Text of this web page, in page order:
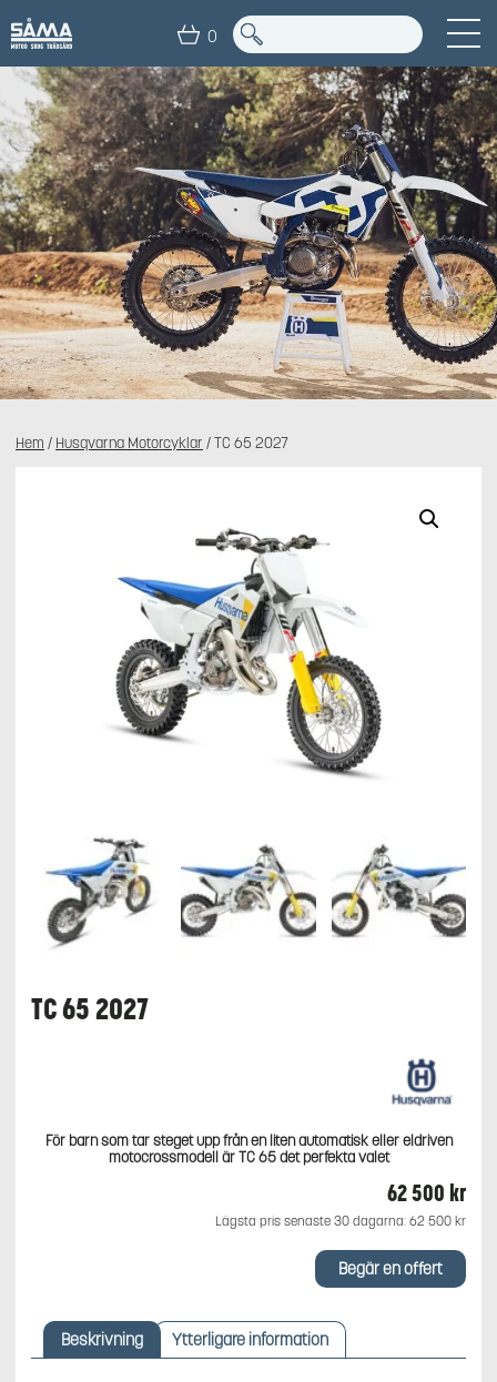
0
Hem / Husqvarna Motorcyklar / TC 65 2027
TC 65 2027
För barn som tar steget upp från en liten automatisk eller eldriven
motocrossmodell är TC 65 det perfekta valet
62 500 kr
Lägsta pris senaste 30 dagarna: 62 500 kr
Begär en offert
Beskrivning Ytterligare information